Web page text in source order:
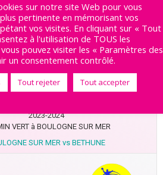
20 avril 2024
Jour de Match N° 9
19-30
2023-2024
VERT à BOULOGNE SUR MER
SUR MER vs BETHUNE
sur notre site Web pour vous
pertinente en mémorisant vos
vos visites. En cliquant sur « Tout
à l'utilisation de TOUS les
pouvez visiter les « Paramètres des
un consentement contrôlé.
Tout rejeter Tout accepter